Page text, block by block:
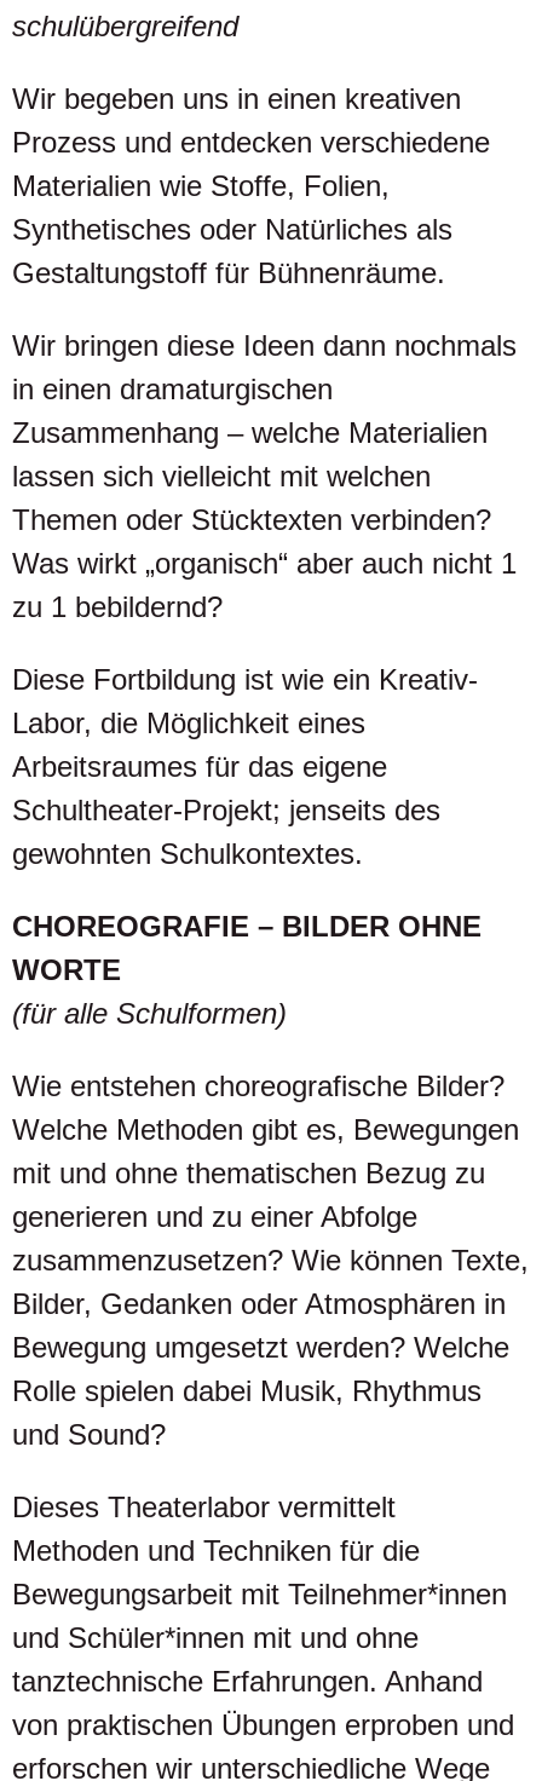
schulübergreifend
Wir begeben uns in einen kreativen
Prozess und entdecken verschiedene
Materialien wie Stoffe, Folien,
Synthetisches oder Natürliches als
Gestaltungstoff für Bühnenräume.
Wir bringen diese Ideen dann nochmals
in einen dramaturgischen
Zusammenhang – welche Materialien
lassen sich vielleicht mit welchen
Themen oder Stücktexten verbinden?
Was wirkt „organisch“ aber auch nicht 1
zu 1 bebildernd?
Diese Fortbildung ist wie ein Kreativ-
Labor, die Möglichkeit eines
Arbeitsraumes für das eigene
Schultheater-Projekt; jenseits des
gewohnten Schulkontextes.
CHOREOGRAFIE – BILDER OHNE
WORTE
(für alle Schulformen)
Wie entstehen choreografische Bilder?
Welche Methoden gibt es, Bewegungen
mit und ohne thematischen Bezug zu
generieren und zu einer Abfolge
zusammenzusetzen? Wie können Texte,
Bilder, Gedanken oder Atmosphären in
Bewegung umgesetzt werden? Welche
Rolle spielen dabei Musik, Rhythmus
und Sound?
Dieses Theaterlabor vermittelt
Methoden und Techniken für die
Bewegungsarbeit mit Teilnehmer*innen
und Schüler*innen mit und ohne
tanztechnische Erfahrungen. Anhand
von praktischen Übungen erproben und
erforschen wir unterschiedliche Wege